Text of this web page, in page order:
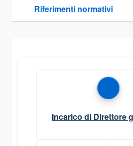
Riferimenti normativi
Sezione compressa
Incarico di Direttore